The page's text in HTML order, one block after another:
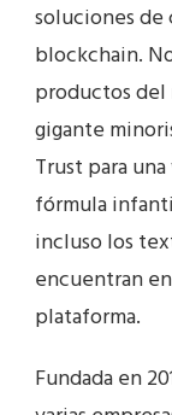
soluciones de
blockchain.
productos del
gigante
Trust para
fórmula
incluso los
encuentran
plataforma.
Fundada en